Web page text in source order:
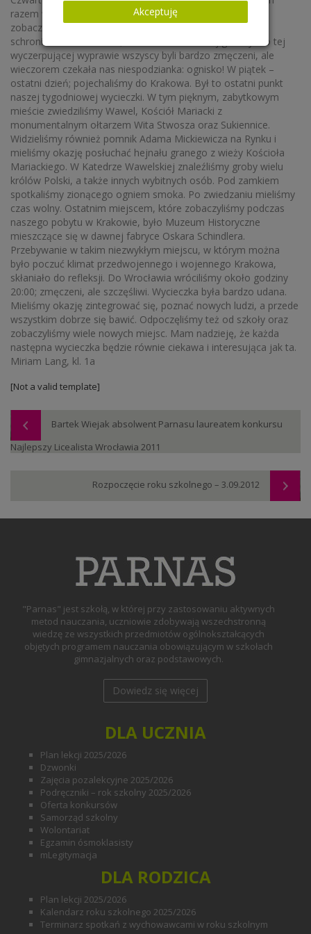
Akceptuję
razem wybraliśmy się do Doliny Kościeliskiej, gdzie
zobaczyliśmy m.in. Smrekowy Staw. Postój odbyliśmy w
schronisku na hali Ornak, niedaleko słowackiej granicy. Po tej
wyczerpującej wyprawie wszyscy byli bardzo zmęczeni, ale
wieczorem czekała nas niespodzianka: ognisko! W piątek –
ostatni dzień; pojechaliśmy do Krakowa. Był to ostatni punkt
naszej tygodniowej wycieczki. W tym pięknym, zabytkowym
mieście zwiedziliśmy Wawel, Kościół Mariacki z
monumentalnym ołtarzem Wita Stwosza oraz Sukiennice.
Widzieliśmy również pomnik Adama Mickiewicza na Rynku i
mieliśmy okazję posłuchać hejnału granego z wieży Kościoła
Mariackiego. W Katedrze Wawelskiej znaleźliśmy groby wielu
królów Polski, a także innych wybitnych osób. Pod zamkiem
spotkaliśmy zionącego ogniem smoka. Po zwiedzaniu mieliśmy
czas wolny. Ostatnim miejscem, które zobaczyliśmy podczas
naszego pobytu w Krakowie, było Muzeum Historyczne
mieszczące się w dawnej fabryce Oskara Schindlera.
Przebywanie w takim niezwykłym miejscu, w którym można
było poczuć klimat przedwojennego i wojennego Krakowa,
skłaniało do refleksji. Do Wrocławia wróciliśmy około godziny
20:00; zmęczeni, ale szczęśliwi. Wycieczka była bardzo udana.
Mieliśmy okazję zintegrować się, poznać nowych ludzi, a przede
wszystkim dobrze się bawić. Odpoczęliśmy też od szkoły oraz
zobaczyliśmy wiele nowych miejsc. Mam nadzieję, że każda
następna wycieczka będzie równie ciekawa i interesująca jak ta.
Miriam Lang, kl. 1a
[Not a valid template]
Bartek Wiejak absolwent Parnasu laureatem konkursu
Najlepszy Licealista Wrocławia 2011
Rozpoczęcie roku szkolnego – 3.09.2012
"Parnas" jest szkołą, w której przy zastosowaniu aktywnych
metod nauczania, uczniowie zdobywają wszechstronną
wiedzę ze wszystkich przedmiotów ogólnokształcących
objętych programem nauczania obowiązującym w szkołach
gimnazjalnych oraz podstawowych.
Dowiedz się więcej
DLA UCZNIA
Plan lekcji 2025/2026
Dzwonki
Zajęcia pozalekcyjne 2025/2026
Podręczniki – rok szkolny 2025/2026
Oferta konkursów
Samorząd szkolny
Wolontariat
Egzamin ósmoklasisty
mLegitymacja
DLA RODZICA
Plan lekcji 2025/2026
Kalendarz roku szkolnego 2025/2026
Terminarz spotkań z wychowawcami w roku szkolnym